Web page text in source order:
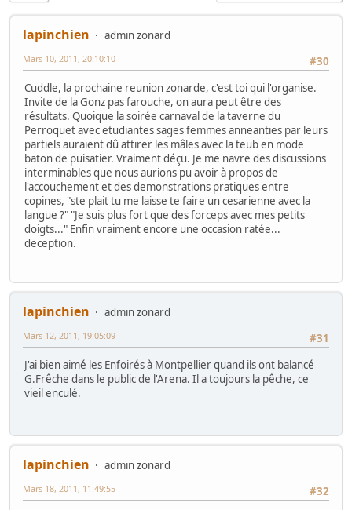
lapinchien
admin zonard
#30
Mars 10, 2011, 20:10:10
Cuddle, la prochaine reunion zonarde, c'est toi qui l'organise.
Invite de la Gonz pas farouche, on aura peut être des
résultats. Quoique la soirée carnaval de la taverne du
Perroquet avec etudiantes sages femmes anneanties par leurs
partiels auraient dû attirer les mâles avec la teub en mode
baton de puisatier. Vraiment déçu. Je me navre des discussions
interminables que nous aurions pu avoir à propos de
l'accouchement et des demonstrations pratiques entre
copines, "ste plait tu me laisse te faire un cesarienne avec la
langue ?" "Je suis plus fort que des forceps avec mes petits
doigts..." Enfin vraiment encore une occasion ratée...
deception.
lapinchien
admin zonard
#31
Mars 12, 2011, 19:05:09
J'ai bien aimé les Enfoirés à Montpellier quand ils ont balancé
G.Frêche dans le public de l'Arena. Il a toujours la pêche, ce
vieil enculé.
lapinchien
admin zonard
#32
Mars 18, 2011, 11:49:55